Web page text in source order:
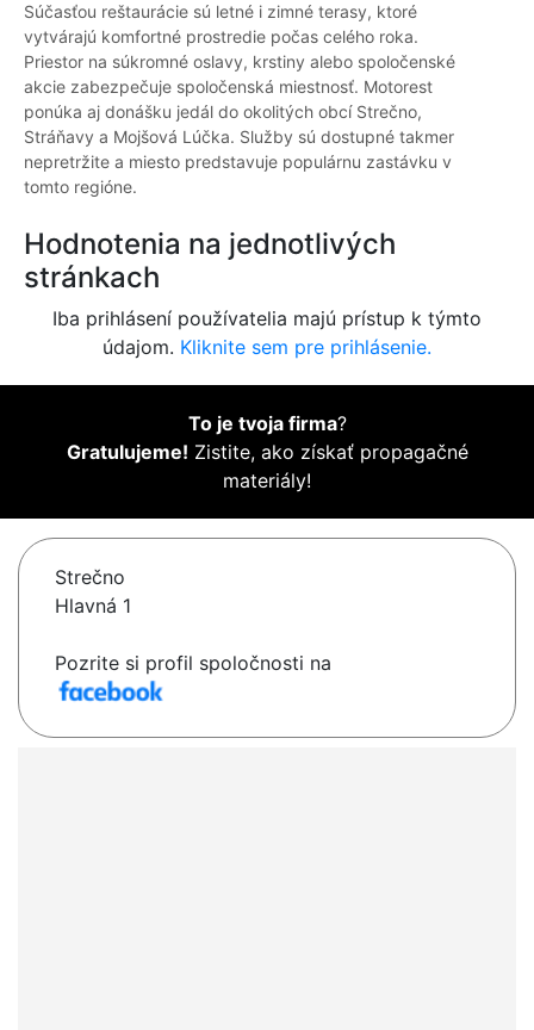
Súčasťou reštaurácie sú letné i zimné terasy, ktoré
vytvárajú komfortné prostredie počas celého roka.
Priestor na súkromné oslavy, krstiny alebo spoločenské
akcie zabezpečuje spoločenská miestnosť. Motorest
ponúka aj donášku jedál do okolitých obcí Strečno,
Stráňavy a Mojšová Lúčka. Služby sú dostupné takmer
nepretržite a miesto predstavuje populárnu zastávku v
tomto regióne.
Hodnotenia na jednotlivých
stránkach
Iba prihlásení používatelia majú prístup k týmto
údajom. Kliknite sem pre prihlásenie.
To je tvoja firma?
Gratulujeme! Zistite, ako získať propagačné
materiály!
Strečno
Hlavná 1
Pozrite si profil spoločnosti na